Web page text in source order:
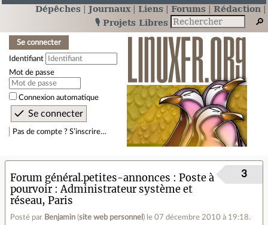
Dépêches Journaux Liens Forums
Rédaction
🎙️ Projets Libres
Se connecter
Identifiant
Mot de passe
Connexion automatique
Pas de compte ? S’inscrire…
Forum général.petites-annonces
Poste à
pourvoir : Administrateur système et
réseau, Paris
Posté par Benjamin (site web personnel ) le 07 décembre 2010 à 19:18.
3